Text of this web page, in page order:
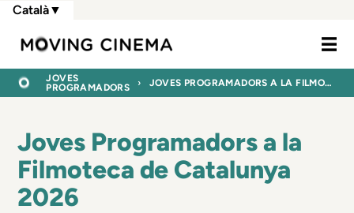
Vés
contingut
Moving
Català▼
FIL
D'ARIADNA
INICIJOVES
PROGRAMADORS
JOVES PROGRAMADORS A LA FILMOTECA DE CATALUNYA 2026
Joves Programadors a la
Filmoteca de Catalunya
2026